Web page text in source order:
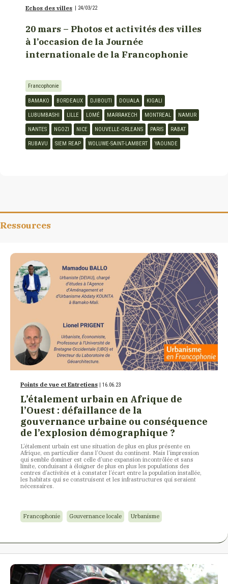
Echos des villes | 24/03/22
20 mars – Photos et activités des villes
à l’occasion de la Journée
internationale de la Francophonie
Francophonie
BAMAKO BORDEAUX DJIBOUTI DOUALA KIGALI
LUBUMBASHI LILLE LOMÉ MARRAKECH MONTREAL NAMUR
NANTES NGOZI NICE NOUVELLE-ORLEANS PARIS RABAT
RUBAVU SIEM REAP WOLUWE-SAINT-LAMBERT YAOUNDE
Ressources
Points de vue et Entretiens | 16.06.23
L’étalement urbain en Afrique de
l’Ouest : défaillance de la
gouvernance urbaine ou conséquence
de l’explosion démographique ?
L’étalement urbain est une situation de plus en plus présente en
Afrique, en particulier dans l’Ouest du continent. Mais l’impression
qui semble dominer est celle d’une expansion incontrôlée et sans
limite, conduisant à éloigner de plus en plus les populations des
centres d’activités et à constater l’écart entre la population installée,
les habitats qui se construisent et les infrastructures qui seraient
nécessaires.
Francophonie Gouvernance locale Urbanisme